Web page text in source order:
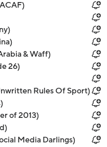
& Waff)
26)
Rules Of Sport)
of 2013)
Media Darlings)